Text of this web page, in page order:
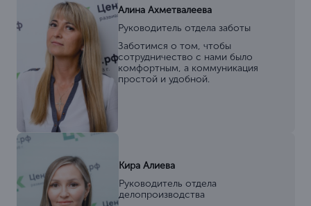
Алина Ахметвалеева
Руководитель отдела заботы
Заботимся о том, чтобы
сотрудничество с нами было
комфортным, а коммуникация
простой и удобной.
Кира Алиева
Руководитель отдела
делопроизводства